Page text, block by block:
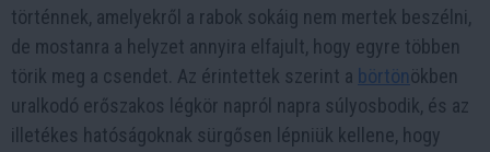
történnek, amelyekről a rabok sokáig nem mertek beszélni,
de mostanra a helyzet annyira elfajult, hogy egyre többen
törik meg a csendet. Az érintettek szerint a börtönökben
uralkodó erőszakos légkör napról napra súlyosbodik, és az
illetékes hatóságoknak sürgősen lépniük kellene, hogy